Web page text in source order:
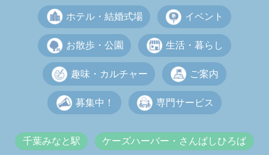
ホテル・結婚式場 イベント
お散歩・公園 生活・暮らし
趣味・カルチャー ご案内
募集中！ 専門サービス
千葉みなと駅 ケーズハーバー・さんばしひろば